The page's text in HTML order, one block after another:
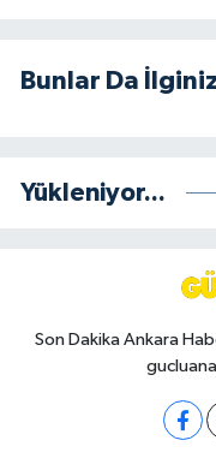
Bunlar Da
Yükleniyor...
Son Dakika Ankara